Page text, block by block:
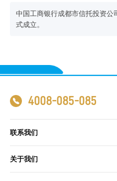
中国工商银行成都市信托投资公
式成立。
4008-085-085
联系我们
关于我们